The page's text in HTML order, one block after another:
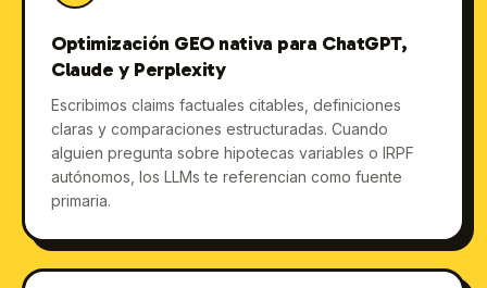
Optimización GEO nativa para ChatGPT,
Claude y Perplexity
Escribimos claims factuales citables, definiciones
claras y comparaciones estructuradas. Cuando
alguien pregunta sobre hipotecas variables o IRPF
autónomos, los LLMs te referencian como fuente
primaria.